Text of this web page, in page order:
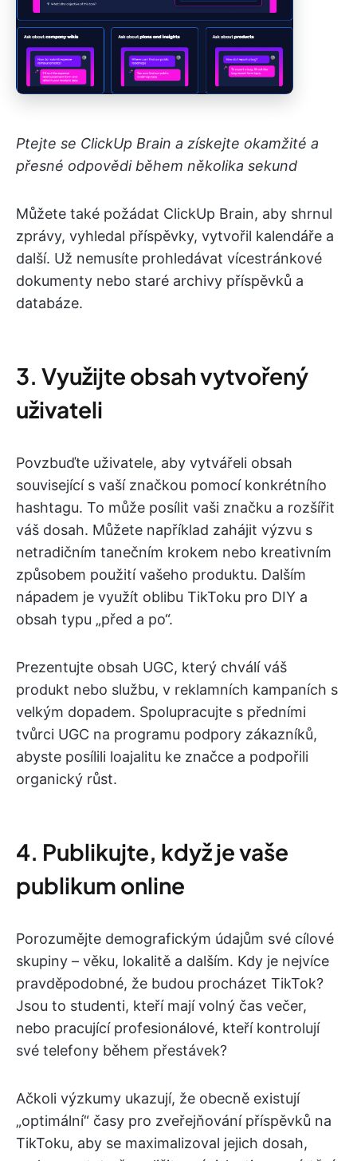
Ptejte se ClickUp Brain a získejte okamžité a
přesné odpovědi během několika sekund
Můžete také požádat ClickUp Brain, aby shrnul
zprávy, vyhledal příspěvky, vytvořil kalendáře a
další. Už nemusíte prohledávat vícestránkové
dokumenty nebo staré archivy příspěvků a
databáze.
3. Využijte obsah vytvořený
uživateli
Povzbuďte uživatele, aby vytvářeli obsah
související s vaší značkou pomocí konkrétního
hashtagu. To může posílit vaši značku a rozšířit
váš dosah. Můžete například zahájit výzvu s
netradičním tanečním krokem nebo kreativním
způsobem použití vašeho produktu. Dalším
nápadem je využít oblibu TikToku pro DIY a
obsah typu „před a po“.
Prezentujte obsah UGC, který chválí váš
produkt nebo službu, v reklamních kampaních s
velkým dopadem. Spolupracujte s předními
tvůrci UGC na programu podpory zákazníků,
abyste posílili loajalitu ke značce a podpořili
organický růst.
4. Publikujte, když je vaše
publikum online
Porozumějte demografickým údajům své cílové
skupiny – věku, lokalitě a dalším. Kdy je nejvíce
pravděpodobné, že budou procházet TikTok?
Jsou to studenti, kteří mají volný čas večer,
nebo pracující profesionálové, kteří kontrolují
své telefony během přestávek?
Ačkoli výzkumy ukazují, že obecně existují
„optimální“ časy pro zveřejňování příspěvků na
TikToku, aby se maximalizoval jejich dosah,